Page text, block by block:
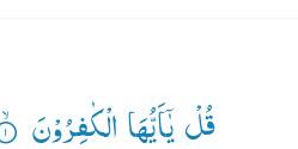
قُلْ یٰۤاَیُّهَا الْكٰفِرُوْنَ ۟ۙ